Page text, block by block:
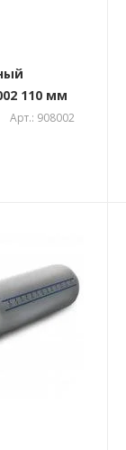
110 мм
Арт.: 908002